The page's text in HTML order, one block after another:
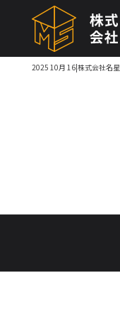
2025 10月 16|株式会社名星